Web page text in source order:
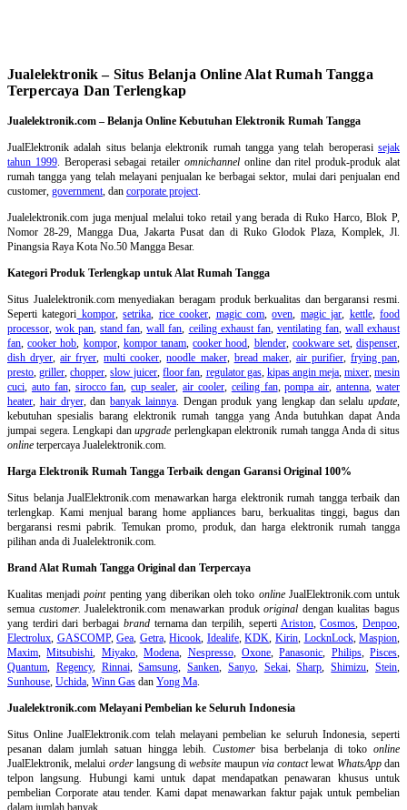
Jualelektronik – Situs Belanja Online Alat Rumah Tangga
Terpercaya Dan Terlengkap
Jualelektronik.com – Belanja Online Kebutuhan Elektronik Rumah Tangga
JualElektronik adalah situs belanja elektronik rumah tanggayang telah beroperasisejak
tahun 1999. Beroperasi sebagai retaileromnichannel online dan ritel produk-produk alat
rumah tangga yang telah melayani penjualan ke berbagai sektor, mulai dari penjualan end
customer, government, dan corporate project.
Jualelektronik.com juga menjual melalui toko retail yang berada di Ruko Harco, Blok P,
Nomor 28-29, Mangga Dua, Jakarta Pusat dan di Ruko Glodok Plaza, Komplek, Jl.
Pinangsia Raya Kota No.50 Mangga Besar.
Kategori Produk Terlengkap untuk Alat Rumah Tangga
Situs Jualelektronik.com menyediakan beragam produk berkualitas dan bergaransi resmi.
Seperti kategori kompor,setrika, rice cooker, magic com,oven, magic jar, kettle,food
processor,wok pan,stand fan,wall fan, ceiling exhaust fan, ventilating fan, wall exhaust
fan,cooker hob, kompor, kompor tanam,cooker hood, blender, cookware set,dispenser,
dish dryer,air fryer,multi cooker,noodle maker, bread maker, air purifier, frying pan,
presto,griller,chopper,slow juicer,floor fan, regulator gas, kipas angin meja, mixer,mesin
cuci, auto fan, sirocco fan,cup sealer,air cooler, ceiling fan,pompa air,antenna,water
heater, hair dryer, dan banyak lainnya. Dengan produk yang lengkap dan selalu update,
kebutuhan spesialis barang elektronik rumah tangga yang Anda butuhkan dapat Anda
jumpai segera. Lengkapi danupgrade perlengkapan elektronik rumah tangga Anda di situs
online terpercaya Jualelektronik.com.
Harga Elektronik Rumah Tangga Terbaik dengan Garansi Original 100%
Situs belanjaJualElektronik.com menawarkan harga elektronik rumah tangga terbaik dan
terlengkap. Kami menjual barang home appliances baru, berkualitas tinggi, bagus dan
bergaransi resmi pabrik. Temukan promo, produk, dan harga elektronik rumah tangga
pilihan anda di Jualelektronik.com.
Brand Alat Rumah Tangga Original dan Terpercaya
Kualitas menjadipointpenting yang diberikan oleh toko onlineJualElektronik.com untuk
semua customer. Jualelektronik.com menawarkan produkoriginal dengan kualitas bagus
yang terdiri dari berbagai brandternama dan terpilih, seperti Ariston,Cosmos,Denpoo,
Electrolux, GASCOMP,Gea, Getra,Hicook, Idealife,KDK, Kirin, LocknLock,Maspion,
Maxim,Mitsubishi, Miyako,Modena, Nespresso, Oxone,Panasonic, Philips, Pisces,
Quantum, Regency, Rinnai,Samsung,Sanken, Sanyo, Sekai,Sharp,Shimizu,Stein,
Sunhouse, Uchida, Winn Gas dan Yong Ma.
Jualelektronik.com Melayani Pembelian ke Seluruh Indonesia
Situs Online JualElektronik.com telah melayani pembelian ke seluruh Indonesia, seperti
pesanan dalam jumlah satuan hingga lebih. Customerbisa berbelanja di tokoonline
JualElektronik, melalui orderlangsung diwebsite maupun via contactlewat WhatsAppdan
telpon langsung. Hubungi kami untuk dapat mendapatkan penawaran khusus untuk
pembelian Corporate atau tender. Kami dapat menawarkan faktur pajak untuk pembelian
dalam jumlah banyak